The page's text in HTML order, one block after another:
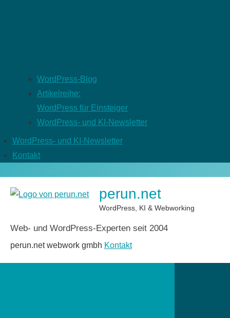
WordPress-Blog
Artikelreihe:
WordPress für Einsteiger
WordPress- und KI-Newsletter
WordPress- und KI-Newsletter
Kontakt
perun.net
WordPress, KI & Webworking
Web- und WordPress-Experten seit 2004
perun.net webwork gmbh Kontakt